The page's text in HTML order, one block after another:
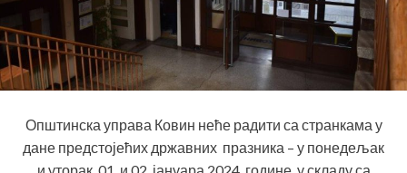
Општинска управа Ковин неће радити са странкама у
дане предстојећих државних празника – у понедељак